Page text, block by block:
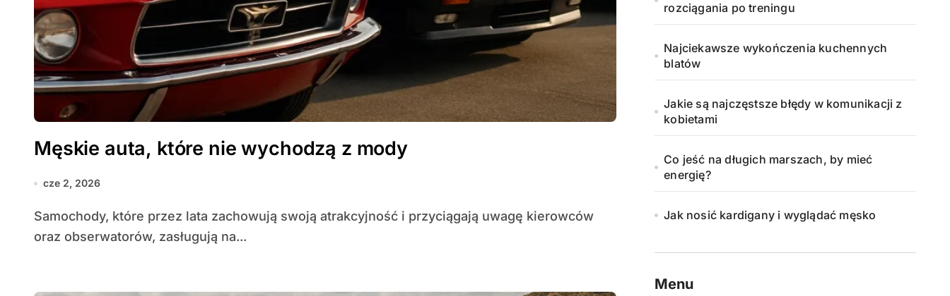
Męskie auta, które nie wychodzą z mody
cze 2, 2026
Samochody, które przez lata zachowują swoją atrakcyjność i przyciągają uwagę kierowców
oraz obserwatorów, zasługują na...
rozciągania po treningu
Najciekawsze wykończenia kuchennych
blatów
Jakie są najczęstsze błędy w komunikacji z
kobietami
Co jeść na długich marszach, by mieć
energię?
Jak nosić kardigany i wyglądać męsko
Menu